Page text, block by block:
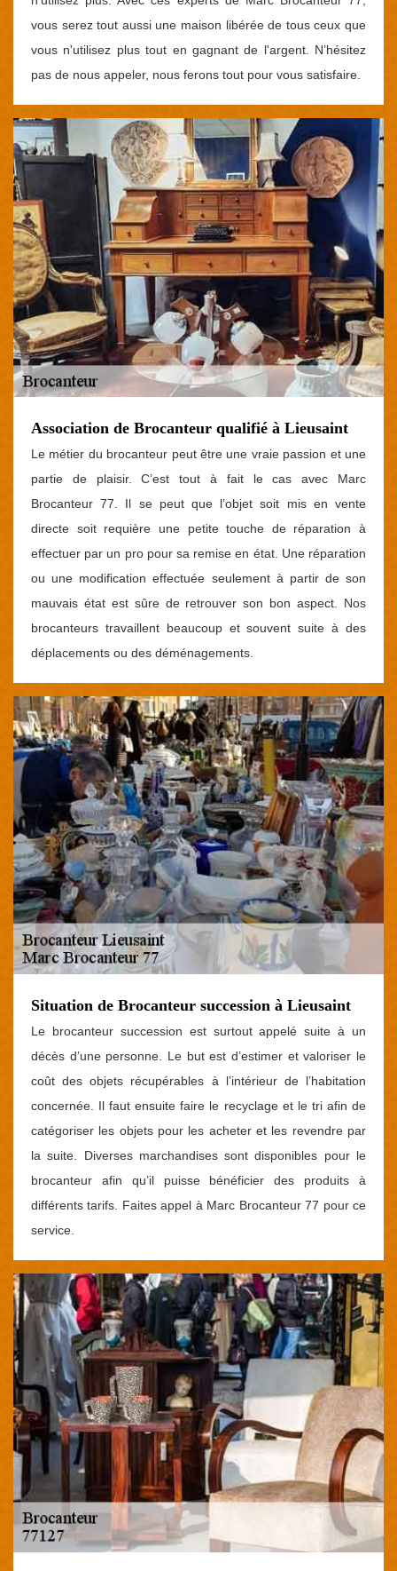
vous serez tout aussi une maison libérée de tous ceux que
vous n'utilisez plus tout en gagnant de l'argent. N’hésitez
pas de nous appeler, nous ferons tout pour vous satisfaire.
Association de Brocanteur qualifié à Lieusaint
Le métier du brocanteur peut être une vraie passion et une
partie de plaisir. C’est tout à fait le cas avec Marc
Brocanteur 77. Il se peut que l’objet soit mis en vente
directe soit requière une petite touche de réparation à
effectuer par un pro pour sa remise en état. Une réparation
ou une modification effectuée seulement à partir de son
mauvais état est sûre de retrouver son bon aspect. Nos
brocanteurs travaillent beaucoup et souvent suite à des
déplacements ou des déménagements.
Situation de Brocanteur succession à Lieusaint
Le brocanteur succession est surtout appelé suite à un
décès d’une personne. Le but est d’estimer et valoriser le
coût des objets récupérables à l’intérieur de l’habitation
concernée. Il faut ensuite faire le recyclage et le tri afin de
catégoriser les objets pour les acheter et les revendre par
la suite. Diverses marchandises sont disponibles pour le
brocanteur afin qu’il puisse bénéficier des produits à
différents tarifs. Faites appel à Marc Brocanteur 77 pour ce
service.